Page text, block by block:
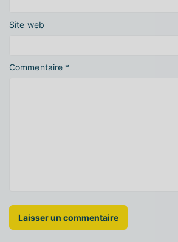
Commentaire *
Site web